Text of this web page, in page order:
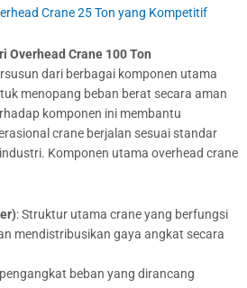
Crane 25 Ton yang Kompetitif
Overhead Crane 100 Ton
dari berbagai komponen utama
menopang beban berat secara aman
komponen ini membantu
crane berjalan sesuai standar
Komponen utama overhead crane
: Struktur utama crane yang berfungsi
mendistribusikan gaya angkat secara
beban yang dirancang